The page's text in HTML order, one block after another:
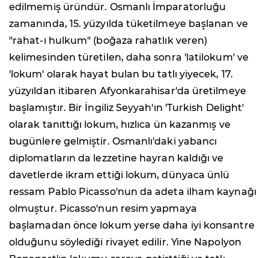
edilmemiş üründür. Osmanlı İmparatorluğu
zamanında, 15. yüzyılda tüketilmeye başlanan ve
"rahat-ı hulkum" (boğaza rahatlık veren)
kelimesinden türetilen, daha sonra 'latilokum' ve
'lokum' olarak hayat bulan bu tatlı yiyecek, 17.
yüzyıldan itibaren Afyonkarahisar'da üretilmeye
başlamıştır. Bir İngiliz Seyyah'ın 'Turkish Delight'
olarak tanıttığı lokum, hızlıca ün kazanmış ve
bugünlere gelmiştir. Osmanlı'daki yabancı
diplomatların da lezzetine hayran kaldığı ve
davetlerde ikram ettiği lokum, dünyaca ünlü
ressam Pablo Picasso'nun da adeta ilham kaynağı
olmuştur. Picasso'nun resim yapmaya
başlamadan önce lokum yerse daha iyi konsantre
olduğunu söylediği rivayet edilir. Yine Napolyon